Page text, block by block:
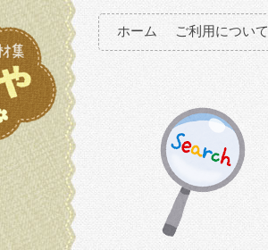
ホーム ご利用について